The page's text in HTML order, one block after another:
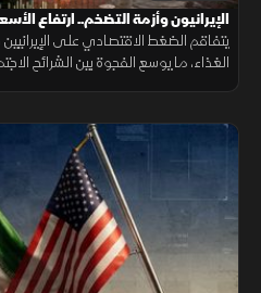
الإيرانيون وأزمة التضخم.. ارتفاع
يتفاقم الضغط الاقتصادي على
الغذاء، ما يوسع الفجوة بين الشرائح